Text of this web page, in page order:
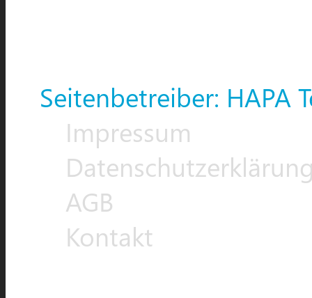
Seitenbetreiber: HAPA
Impressum
AGB
Kontakt